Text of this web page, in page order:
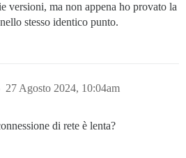
versioni, ma non appena ho provato la
stesso identico punto.
27 Agosto 2024, 10:04am
di rete è lenta?